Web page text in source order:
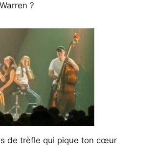
?
de trèfle qui pique ton cœur